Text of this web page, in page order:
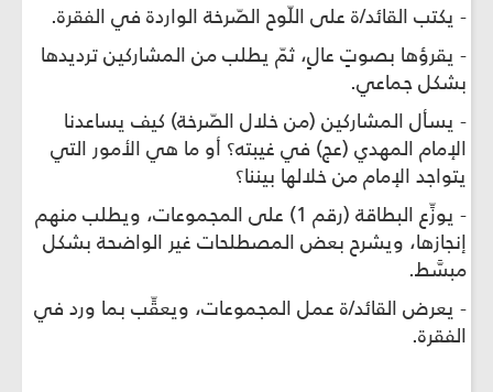
- يكتب القائد/ة على اللّوح الصّرخة الواردة في الفقرة.
- يقرؤها بصوتٍ عالٍ، ثمّ يطلب من المشاركين ترديدها
بشكل جماعي.
- يسأل المشاركين (من خلال الصّرخة) كيف يساعدنا
الإمام المهدي (عج) في غيبته؟ أو ما هي الأمور التي
يتواجد الإمام من خلالها بيننا؟
- يوزِّع البطاقة (رقم 1) على المجموعات، ويطلب منهم
إنجازها، ويشرح بعض المصطلحات غير الواضحة بشكل
مبسَّط.
- يعرض القائد/ة عمل المجموعات، ويعقِّب بما ورد في
الفقرة.